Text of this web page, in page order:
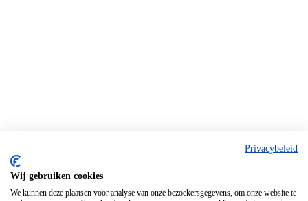
Privacybeleid
Wij gebruiken cookies
We kunnen deze plaatsen voor analyse van onze bezoekersgegevens, om onze website te